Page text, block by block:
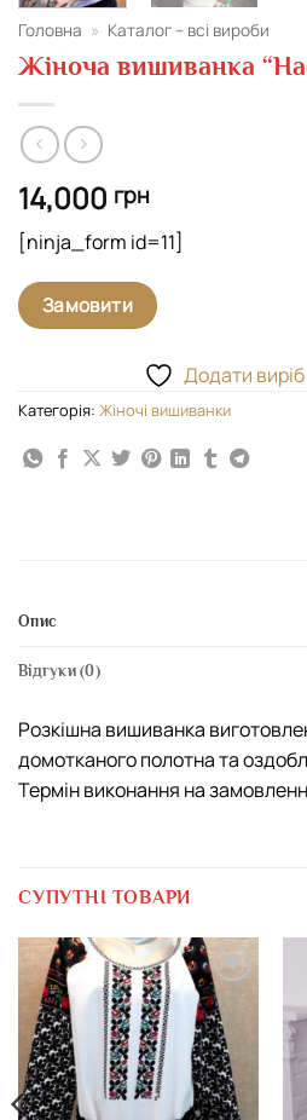
Головна » Каталог – всі вироби
Жіноча вишиванка
14,000 грн
[ninja_form id=11]
Замовити
Додати
Категорія: Жіночі вишиванки
Опис
Відгуки (0)
Розкішна вишиванка
домотканого полотна та
Термін виконання на
СУПУТНІ ТОВАРИ
Додати
виріб у
вибране